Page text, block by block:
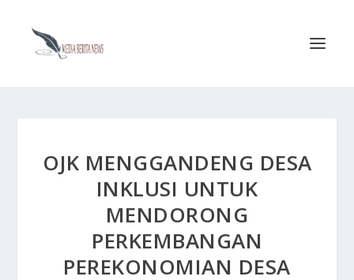
OJK MENGGANDENG DESA
INKLUSI UNTUK
MENDORONG
PERKEMBANGAN
PEREKONOMIAN DESA